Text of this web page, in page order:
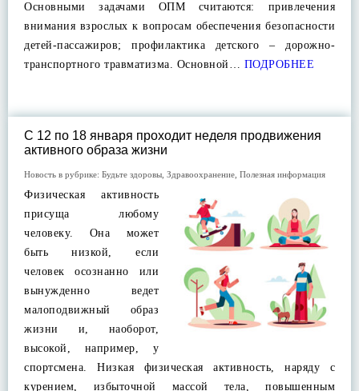
Основными задачами ОПМ считаются: привлечения
внимания взрослых к вопросам обеспечения безопасности
детей-пассажиров; профилактика детского – дорожно-
транспортного травматизма. Основной… ПОДРОБНЕЕ
С 12 по 18 января проходит неделя продвижения
активного образа жизни
Новость в рубрике: Будьте здоровы Здравоохранение Полезная информация
Физическая активность
присуща любому
человеку. Она может
быть низкой, если
человек осознанно или
вынужденно ведет
малоподвижный образ
жизни и, наоборот,
высокой, например, у
спортсмена. Низкая физическая активность, наряду с
курением, избыточной массой тела, повышенным